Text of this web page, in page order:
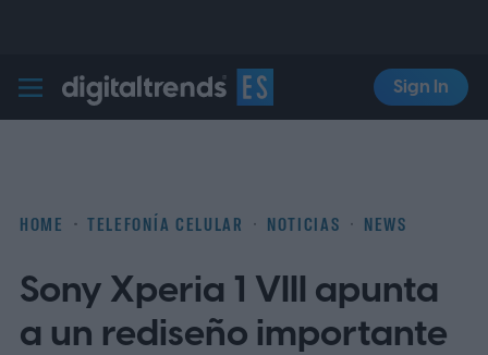
Digital Trends Español
Sign In
HOME TELEFONÍA CELULAR NOTICIAS NEWS
Sony Xperia 1 VIII apunta
a un rediseño importante